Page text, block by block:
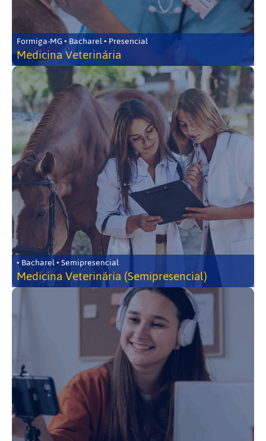
Formiga-MG • Bacharel • Presencial
Medicina Veterinária
• Bacharel • Semipresencial
Medicina Veterinária (Semipresencial)